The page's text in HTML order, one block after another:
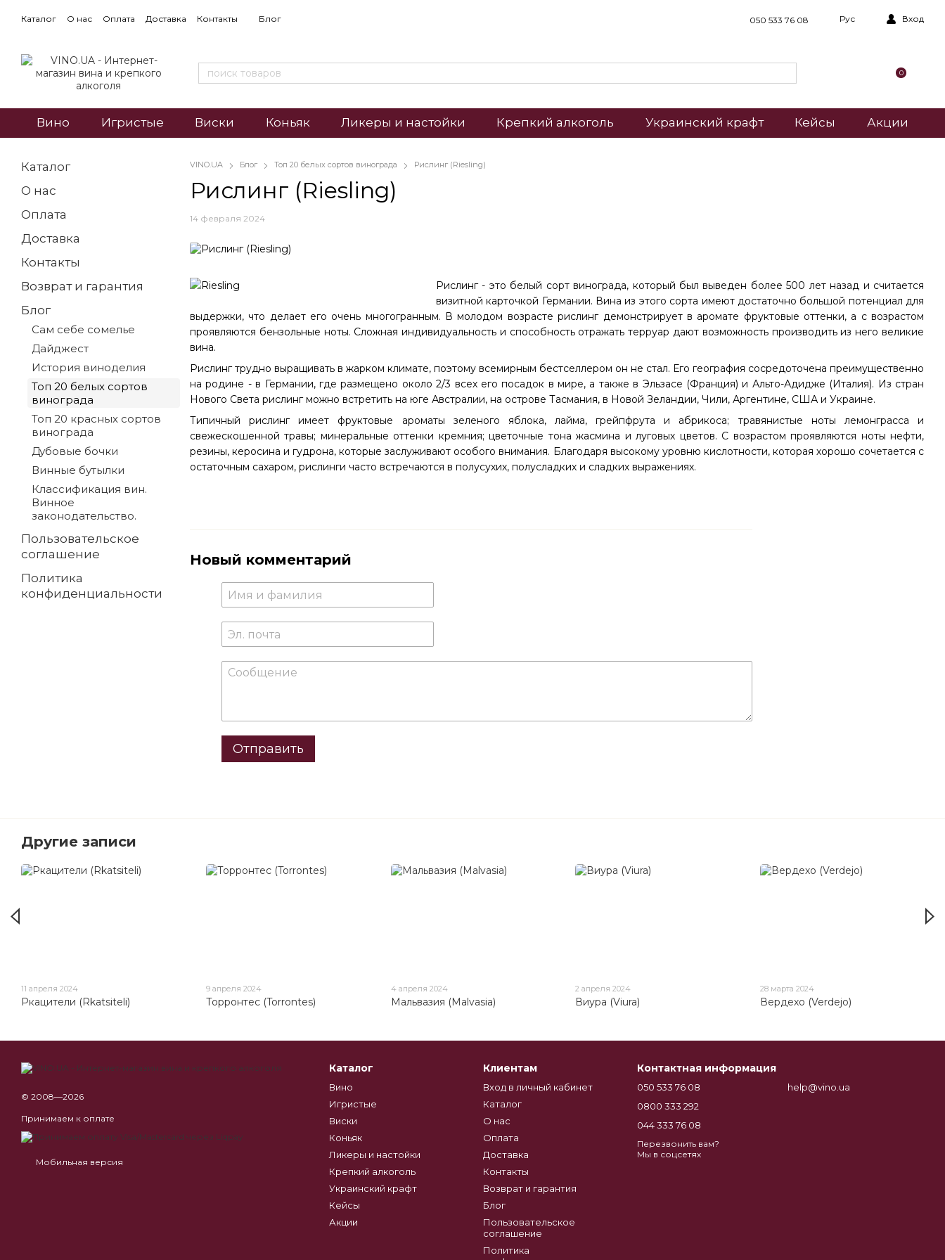
Каталог О нас Оплата Доставка Контакты Блог 050 533 76 08 Рус Вход
0
Вино Игристые Виски Коньяк Ликеры и настойки Крепкий алкоголь Украинский крафт Кейсы Акции
VINO.UA Блог Топ 20 белых сортов винограда Рислинг (Riesling)
Рислинг (Riesling)
14 февраля 2024
Рислинг - это белый сорт винограда, который был выведен более 500 лет назад и считается
визитной карточкой Германии. Вина из этого сорта имеют достаточно большой потенциал для
выдержки, что делает его очень многогранным. В молодом возрасте рислинг демонстрирует в аромате фруктовые оттенки, а с возрастом
проявляются бензольные ноты. Сложная индивидуальность и способность отражать терруар дают возможность производить из него великие
вина.
Рислинг трудно выращивать в жарком климате, поэтому всемирным бестселлером он не стал. Его география сосредоточена преимущественно
на родине - в Германии, где размещено около 2/3 всех его посадок в мире, а также в Эльзасе (Франция) и Альто-Адидже (Италия). Из стран
Нового Света рислинг можно встретить на юге Австралии, на острове Тасмания, в Новой Зеландии, Чили, Аргентине, США и Украине.
Типичный рислинг имеет фруктовые ароматы зеленого яблока, лайма, грейпфрута и абрикоса; травянистые ноты лемонграсса и
свежескошенной травы; минеральные оттенки кремния; цветочные тона жасмина и луговых цветов. С возрастом проявляются ноты нефти,
резины, керосина и гудрона, которые заслуживают особого внимания. Благодаря высокому уровню кислотности, которая хорошо сочетается с
остаточным сахаром, рислинги часто встречаются в полусухих, полусладких и сладких выражениях.
Новый комментарий
Отправить
Каталог
О нас
Оплата
Доставка
Контакты
Возврат и гарантия
Блог
Сам себе сомелье
Дайджест
История виноделия
Топ 20 белых сортов
винограда
Топ 20 красных сортов
винограда
Дубовые бочки
Винные бутылки
Классификация вин.
Винное
законодательство.
Пользовательское
соглашение
Политика
конфиденциальности
Другие записи
11 апреля 2024
Ркацители (Rkatsiteli)
9 апреля 2024
Торронтес (Torrontes)
4 апреля 2024
Мальвазия (Malvasia)
2 апреля 2024
Виура (Viura)
28 марта 2024
Вердехо (Verdejo)
© 2008—2026
Принимаем к оплате
Мобильная версия
Каталог
Вино
Игристые
Виски
Коньяк
Ликеры и настойки
Крепкий алкоголь
Украинский крафт
Кейсы
Акции
Клиентам
Вход в личный кабинет
Каталог
О нас
Оплата
Доставка
Контакты
Возврат и гарантия
Блог
Пользовательское
соглашение
Политика
Контактная информация
050 533 76 08
0800 333 292
044 333 76 08
Перезвонить вам?
help@vino.ua
Мы в соцсетях